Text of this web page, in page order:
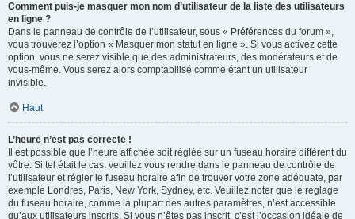
Comment puis-je masquer mon nom d’utilisateur de la liste des utilisateurs
en ligne ?
Dans le panneau de contrôle de l’utilisateur, sous « Préférences du forum »,
vous trouverez l’option « Masquer mon statut en ligne ». Si vous activez cette
option, vous ne serez visible que des administrateurs, des modérateurs et de
vous-même. Vous serez alors comptabilisé comme étant un utilisateur
invisible.
Haut
L’heure n’est pas correcte !
Il est possible que l’heure affichée soit réglée sur un fuseau horaire différent du
vôtre. Si tel était le cas, veuillez vous rendre dans le panneau de contrôle de
l’utilisateur et régler le fuseau horaire afin de trouver votre zone adéquate, par
exemple Londres, Paris, New York, Sydney, etc. Veuillez noter que le réglage
du fuseau horaire, comme la plupart des autres paramètres, n’est accessible
qu’aux utilisateurs inscrits. Si vous n’êtes pas inscrit, c’est l’occasion idéale de